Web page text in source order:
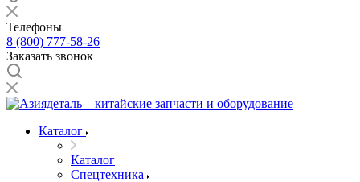
Телефоны
8 (800) 777-58-26
Заказать звонок
Каталог
Каталог
Спецтехника